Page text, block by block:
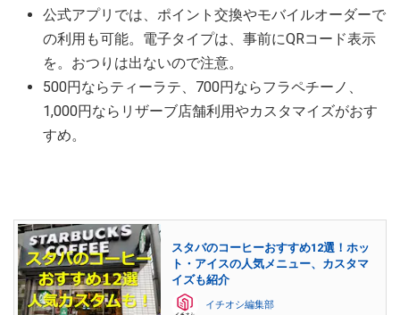
公式アプリでは、ポイント交換やモバイルオーダーで
の利用も可能。電子タイプは、事前にQRコード表示
を。おつりは出ないので注意。
500円ならティーラテ、700円ならフラペチーノ、
1,000円ならリザーブ店舗利用やカスタマイズがおす
すめ。
スタバのコーヒーおすすめ12選！ホッ
ト・アイスの人気メニュー、カスタマ
イズも紹介
イチオシ編集部